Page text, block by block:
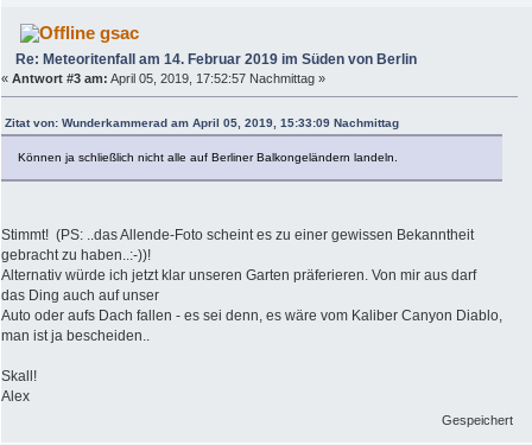
gsac
Re: Meteoritenfall am 14. Februar 2019 im Süden von Berlin
« Antwort #3 am: April 05, 2019, 17:52:57 Nachmittag »
Zitat von: Wunderkammerad am April 05, 2019, 15:33:09 Nachmittag
Können ja schließlich nicht alle auf Berliner Balkongeländern landeln.
Stimmt! (PS: ..das Allende-Foto scheint es zu einer gewissen Bekanntheit
gebracht zu haben..:-))!
Alternativ würde ich jetzt klar unseren Garten präferieren. Von mir aus darf
das Ding auch auf unser
Auto oder aufs Dach fallen - es sei denn, es wäre vom Kaliber Canyon Diablo,
man ist ja bescheiden..
Skall!
Alex
Gespeichert